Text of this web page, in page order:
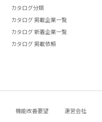
カタログ分類
カタログ 掲載企業一覧
カタログ 新着企業一覧
カタログ 掲載依頼
機能改善要望 運営会社